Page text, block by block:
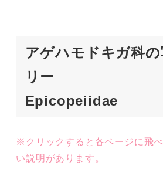
アゲハモドキガ科
リー
Epicopeiidae
※クリックすると各ページに飛
い説明があります。